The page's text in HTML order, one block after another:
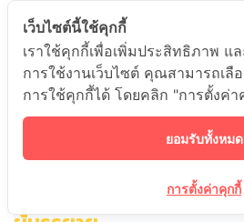
เนื้อหา
ตัวอย่างการเขียน Tool Section
การประยุกต์ใช้ความรู้ทางกลศาสตร์
โปรแกรมพื้นฐาน
เว็บไซต์นี้ใช้คุกกี้
เราใช้คุกกี้เพื่อเพิ่มประสิทธิภาพ
การใช้งานเว็บไซต์ คุณสามารถเลื
การใช้คุกกี้ได้ โดยคลิก "การตั้งค่า
ยอมรับทั้งหมด
การตั้งค่าคุกกี้